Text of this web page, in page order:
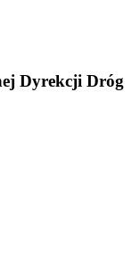
Dyrekcji Dróg